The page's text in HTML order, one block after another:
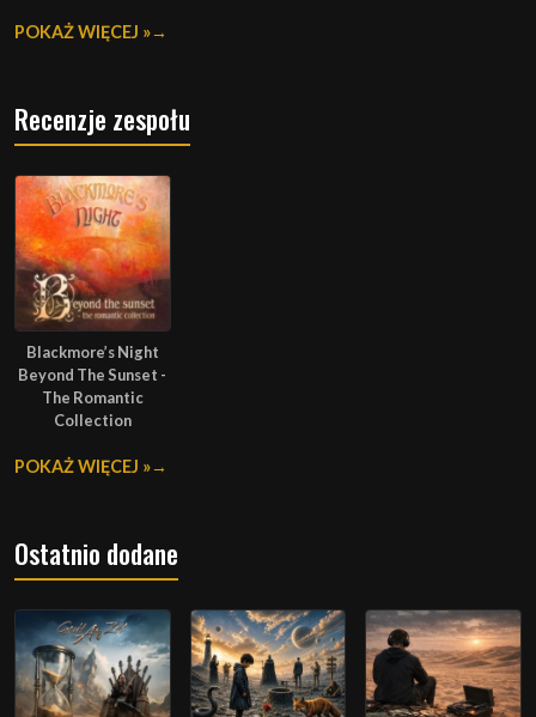
POKAŻ WIĘCEJ »
Recenzje zespołu
Blackmore’s Night
Beyond The Sunset -
The Romantic
Collection
POKAŻ WIĘCEJ »
Ostatnio dodane